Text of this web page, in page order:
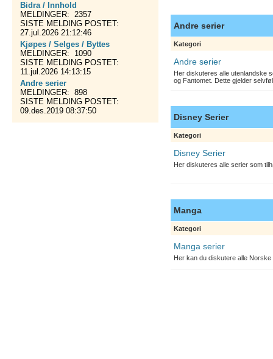
Bidra / Innhold
MELDINGER: 2357
SISTE MELDING POSTET:
27.jul.2026 21:12:46
Kjøpes / Selges / Byttes
MELDINGER: 1090
SISTE MELDING POSTET:
11.jul.2026 14:13:15
Andre serier
MELDINGER: 898
SISTE MELDING POSTET:
09.des.2019 08:37:50
Andre serier
Kategori
Andre serier
Her diskuteres alle utenlandske
og Fantomet. Dette gjelder
Disney Serier
Kategori
Disney Serier
Her diskuteres alle serier som
Manga
Kategori
Manga serier
Her kan du diskutere alle Norske